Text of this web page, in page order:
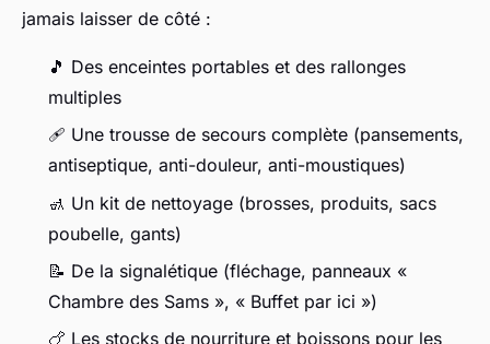
jamais laisser de côté :
🎵 Des enceintes portables et des rallonges
multiples
🩹 Une trousse de secours complète (pansements,
antiseptique, anti-douleur, anti-moustiques)
🚮 Un kit de nettoyage (brosses, produits, sacs
poubelle, gants)
📝 De la signalétique (fléchage, panneaux «
Chambre des Sams », « Buffet par ici »)
🍗 Les stocks de nourriture et boissons pour les